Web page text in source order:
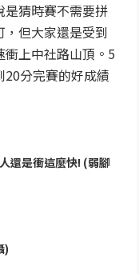
是猜時賽不需要拼
但大家還是受到
上中社路山頂。5
20分完賽的好成績
還是衝這麼快! (弱腳
)